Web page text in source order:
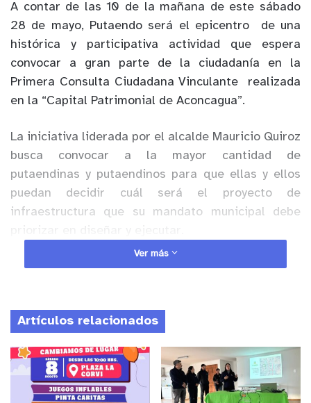
A contar de las 10 de la mañana de este sábado
28 de mayo, Putaendo será el epicentro
de una
histórica y participativa actividad que espera
convocar a gran parte de la ciudadanía en la
Primera Consulta Ciudadana Vinculante
realizada
en la “Capital Patrimonial de Aconcagua”.
La iniciativa liderada por el alcalde Mauricio Quiroz
busca convocar a la mayor cantidad de
putaendinas y putaendinos para que ellas y ellos
puedan decidir cuál será el proyecto de
infraestructura que su mandato municipal debe
Anuncio Patrocinado
ejercicio democrático, el primero de muchos, en
donde la participación ciudadana activa sea parte
de la forma en cómo dirimimos y cómo resolvemos
algunos temas tan relevantes como la inversión
pública. Creemos en la democracia, creemos en la
Ver más
Artículos relacionados